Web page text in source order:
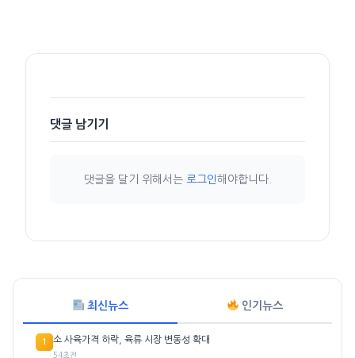
댓글 남기기
댓글을 달기 위해서는 로그인해야합니다.
최신뉴스 인기뉴스
1 소 사육가격 하락, 육류 시장 변동성 확대
54초전